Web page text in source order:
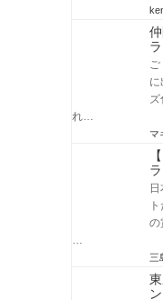
ご
に
れ…
マ
の
…
三